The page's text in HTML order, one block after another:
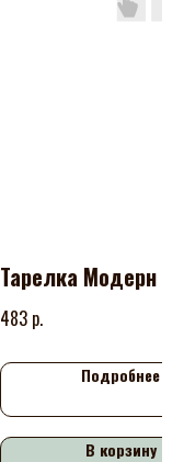
Тарелка Модерн
483 р.
Подробнее
В корзину